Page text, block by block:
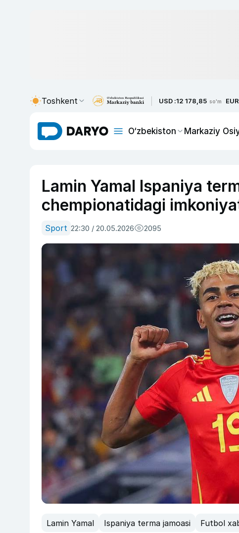
Toshkent USD :12 178,85 so'm
O‘zbekiston Markaziy
Lamin Yamal Ispaniya
chempionatidagi
Sport 22:30 / 20.05.2026 2095
Lamin Yamal Ispaniya terma jamoasi Futbol